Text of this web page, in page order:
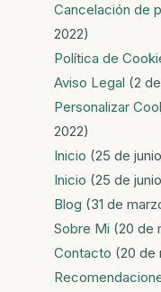
Cancelación de
2022)
Política de
Aviso Legal (2
Personalizar
2022)
Inicio (25 de
Inicio (25 de
Blog (31 de
Sobre Mi (20 de
Contacto (20 de